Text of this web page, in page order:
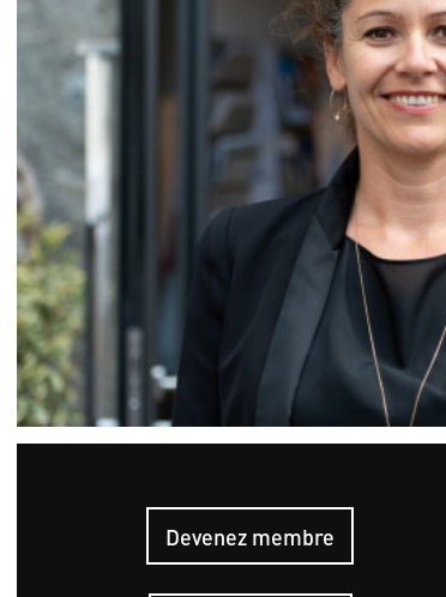
Devenez membre